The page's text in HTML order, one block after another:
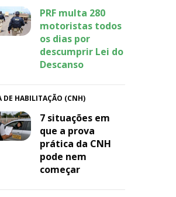
PRF multa 280
motoristas todos
os dias por
descumprir Lei do
Descanso
DE HABILITAÇÃO (CNH)
7 situações em
que a prova
prática da CNH
pode nem
começar